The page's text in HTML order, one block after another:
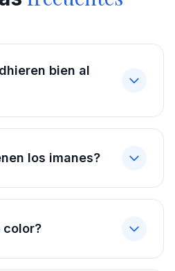
bien al
los imanes?
color?